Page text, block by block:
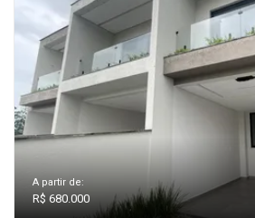
A partir de:
R$ 680.000